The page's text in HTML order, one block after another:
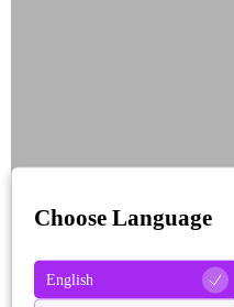
Choose Language
English